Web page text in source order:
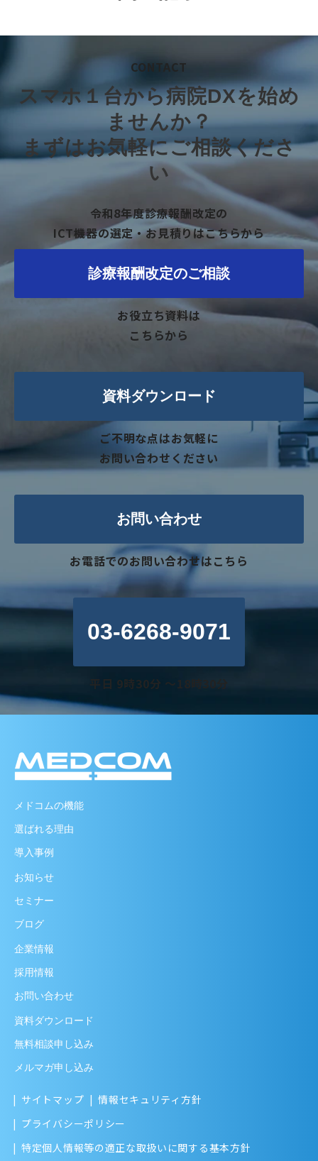
CONTACT
スマホ１台から病院DXを始め
ませんか？
まずはお気軽にご相談くださ
い
令和8年度診療報酬改定の
ICT機器の選定・お見積りはこちらから
診療報酬改定のご相談
お役立ち資料は
こちらから
資料ダウンロード
ご不明な点はお気軽に
お問い合わせください
お問い合わせ
お電話でのお問い合わせはこちら
03-6268-9071
平日 9時30分 〜18時30分
メドコムの機能
選ばれる理由
導入事例
お知らせ
セミナー
ブログ
企業情報
採用情報
お問い合わせ
資料ダウンロード
無料相談申し込み
メルマガ申し込み
サイトマップ
情報セキュリティ方針
プライバシーポリシー
特定個人情報等の適正な取扱いに関する基本方針